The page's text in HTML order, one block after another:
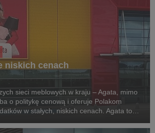
niskich cenach
sieci meblowych w kraju – Agata, mimo
o politykę cenową i oferuje Polakom
w stałych, niskich cenach. Agata to